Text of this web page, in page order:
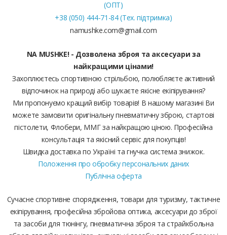
(ОПТ)
+38 (050) 444-71-84 (Тех. підтримка)
namushke.com@gmail.com
NA MUSHKE! - Дозволена зброя та аксесуари за
найкращими цінами!
Захоплюєтесь спортивною стрільбою, полюбляєте активний
відпочинок на природі або шукаєте якісне екіпірування?
Ми пропонуємо кращий вибір товарів! В нашому магазині Ви
можете замовити оригінальну пневматичну зброю, стартові
пістолети, Флобери, ММГ за найкращою ціною. Професійна
консультація та якісний сервіс для покупців!
Швидка доставка по Україні та гнучка система знижок.
Положення про обробку персональних даних
Публічна оферта
Сучасне спортивне спорядження, товари для туризму, тактичне
екіпірування, професійна збройова оптика, аксесуари до зброї
та засоби для тюнінгу, пневматична зброя та страйкбольна